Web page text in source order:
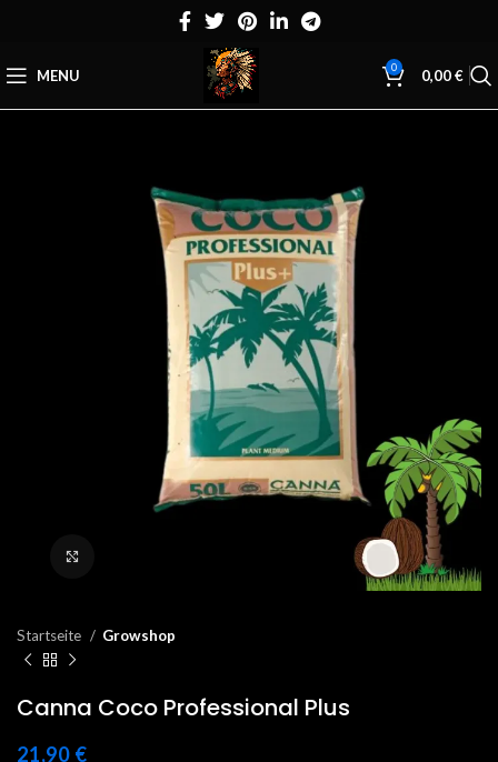
MENU 0 0,00€
Startseite Growshop
Canna Coco Professional Plus
21,90 €